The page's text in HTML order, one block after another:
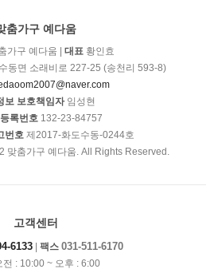
춤가구 예다움
가구 예다움 | 대표 황인효
동면 소래비로 227-25 (송천리 593-8)
보 보호책임자임성현
록번호 132-23-84757
번호제2017-화도수동-0244호
맞춤가구 예다움. All Rights Reserved.
고객센터
6133| 팩스 031-511-6170
전 : 10:00 ~ 오후 : 6:00